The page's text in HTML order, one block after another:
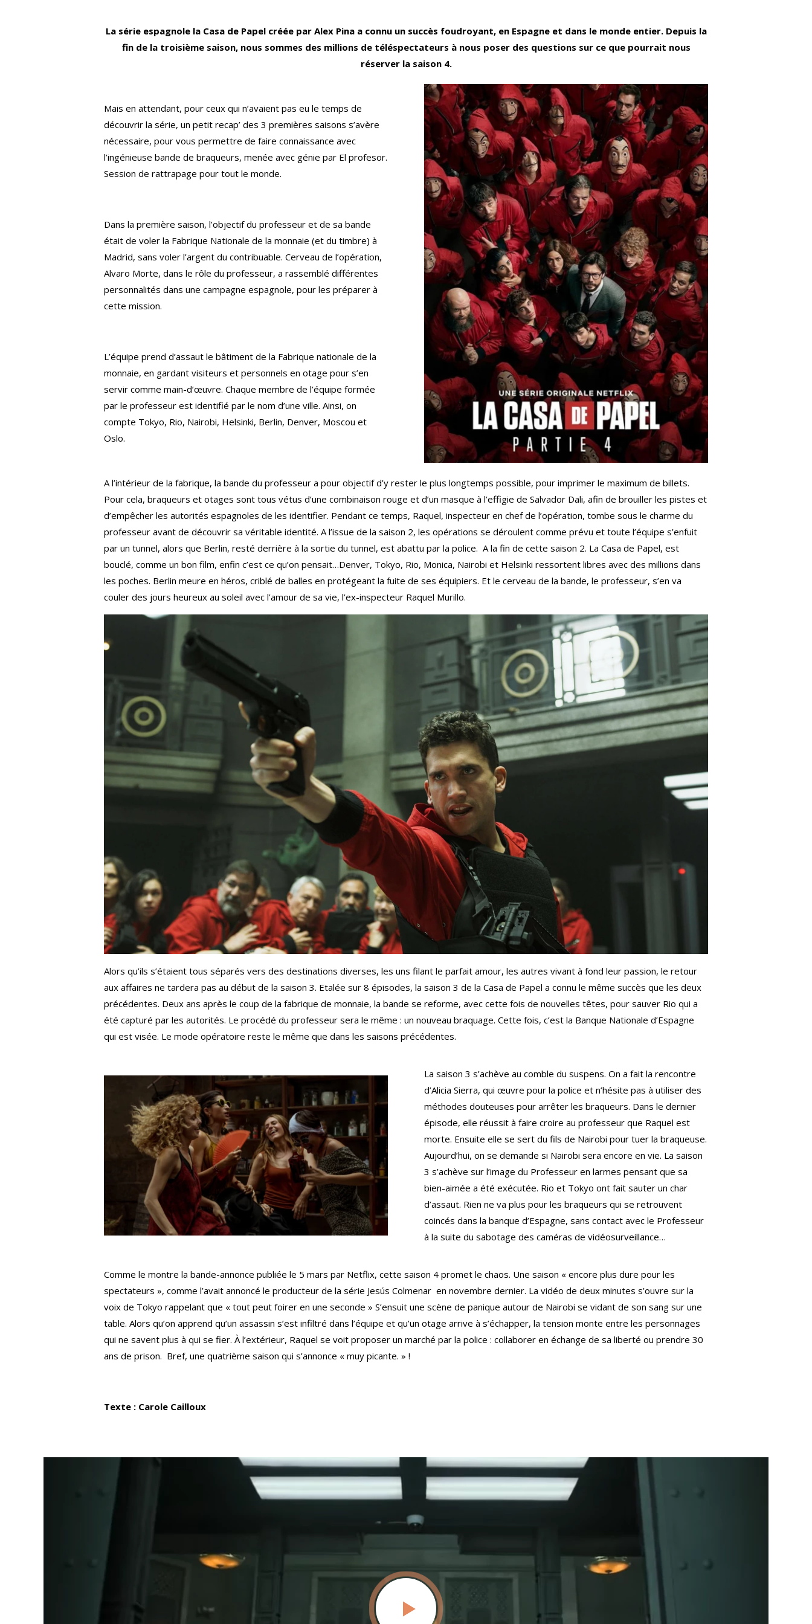
La série espagnole la Casa de Papel créée par Alex Pina a connu un succès foudroyant, en Espagne et dans le monde entier. Depuis la
fin de la troisième saison, nous sommes des millions de téléspectateurs à nous poser des questions sur ce que pourrait nous
réserver la saison 4.
Mais en attendant, pour ceux qui n’avaient pas eu le temps de
découvrir la série, un petit recap’ des 3 premières saisons s’avère
nécessaire, pour vous permettre de faire connaissance avec
l’ingénieuse bande de braqueurs, menée avec génie par El profesor.
Session de rattrapage pour tout le monde.
Dans la première saison, l’objectif du professeur et de sa bande
était de voler la Fabrique Nationale de la monnaie (et du timbre) à
Madrid, sans voler l’argent du contribuable. Cerveau de l’opération,
Alvaro Morte, dans le rôle du professeur, a rassemblé différentes
personnalités dans une campagne espagnole, pour les préparer à
cette mission.
L’équipe prend d’assaut le bâtiment de la Fabrique nationale de la
monnaie, en gardant visiteurs et personnels en otage pour s’en
servir comme main-d’œuvre. Chaque membre de l’équipe formée
par le professeur est identifié par le nom d’une ville. Ainsi, on
compte Tokyo, Rio, Nairobi, Helsinki, Berlin, Denver, Moscou et
Oslo.
A l’intérieur de la fabrique, la bande du professeur a pour objectif d’y rester le plus longtemps possible, pour imprimer le maximum de billets.
Pour cela, braqueurs et otages sont tous vétus d’une combinaison rouge et d’un masque à l’effigie de Salvador Dali, afin de brouiller les pistes et
d’empêcher les autorités espagnoles de les identifier. Pendant ce temps, Raquel, inspecteur en chef de l’opération, tombe sous le charme du
professeur avant de découvrir sa véritable identité. A l’issue de la saison 2, les opérations se déroulent comme prévu et toute l’équipe s’enfuit
par un tunnel, alors que Berlin, resté derrière à la sortie du tunnel, est abattu par la police. A la fin de cette saison 2. La Casa de Papel, est
bouclé, comme un bon film, enfin c’est ce qu’on pensait…Denver, Tokyo, Rio, Monica, Nairobi et Helsinki ressortent libres avec des millions dans
les poches. Berlin meure en héros, criblé de balles en protégeant la fuite de ses équipiers. Et le cerveau de la bande, le professeur, s’en va
couler des jours heureux au soleil avec l’amour de sa vie, l’ex-inspecteur Raquel Murillo.
Alors qu’ils s’étaient tous séparés vers des destinations diverses, les uns filant le parfait amour, les autres vivant à fond leur passion, le retour
aux affaires ne tardera pas au début de la saison 3. Etalée sur 8 épisodes, la saison 3 de la Casa de Papel a connu le même succès que les deux
précédentes. Deux ans après le coup de la fabrique de monnaie, la bande se reforme, avec cette fois de nouvelles têtes, pour sauver Rio qui a
été capturé par les autorités. Le procédé du professeur sera le même : un nouveau braquage. Cette fois, c’est la Banque Nationale d’Espagne
qui est visée. Le mode opératoire reste le même que dans les saisons précédentes.
La saison 3 s’achève au comble du suspens. On a fait la rencontre
d’Alicia Sierra, qui œuvre pour la police et n’hésite pas à utiliser des
méthodes douteuses pour arrêter les braqueurs. Dans le dernier
épisode, elle réussit à faire croire au professeur que Raquel est
morte. Ensuite elle se sert du fils de Nairobi pour tuer la braqueuse.
Aujourd’hui, on se demande si Nairobi sera encore en vie. La saison
3 s’achève sur l’image du Professeur en larmes pensant que sa
bien-aimée a été exécutée. Rio et Tokyo ont fait sauter un char
d’assaut. Rien ne va plus pour les braqueurs qui se retrouvent
coincés dans la banque d’Espagne, sans contact avec le Professeur
à la suite du sabotage des caméras de vidéosurveillance…
Comme le montre la bande-annonce publiée le 5 mars par Netflix, cette saison 4 promet le chaos. Une saison « encore plus dure pour les
spectateurs », comme l’avait annoncé le producteur de la série Jesús Colmenar en novembre dernier. La vidéo de deux minutes s’ouvre sur la
voix de Tokyo rappelant que « tout peut foirer en une seconde » S’ensuit une scène de panique autour de Nairobi se vidant de son sang sur une
table. Alors qu’on apprend qu’un assassin s’est infiltré dans l’équipe et qu’un otage arrive à s’échapper, la tension monte entre les personnages
qui ne savent plus à qui se fier. À l’extérieur, Raquel se voit proposer un marché par la police : collaborer en échange de sa liberté ou prendre 30
ans de prison. Bref, une quatrième saison qui s’annonce « muy picante. » !
Texte : Carole Cailloux